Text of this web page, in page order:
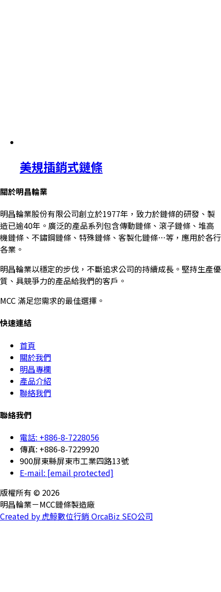
美規插銷式鏈條
關於明昌輪業
明昌輪業股份有限公司創立於1977年，致力於鏈條的研發、製
造已逾40年。廣泛的產品系列包含傳動鏈條、滾子鏈條、堆高
機鏈條、不鏽鋼鏈條、特殊鏈條、客製化鏈條…等，應用於各行
各業。
明昌輪業以穩定的步伐，不斷追求公司的持續成長。堅持生產優
質、具競爭力的產品給我們的客戶。
MCC 滿足您需求的最佳選擇。
快速連結
首頁
關於我們
明昌專欄
產品介紹
聯絡我們
聯絡我們
電話: +886-8-7228056
傳真: +886-8-7229920
900屏東縣屏東市工業四路13號
E-mail: [email protected]
版權所有 © 2026
明昌輪業－MCC鏈條製造廠
Created by 虎鯨數位行銷 OrcaBiz SEO公司